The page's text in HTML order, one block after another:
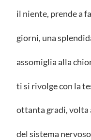
il niente, prende a
giorni, una
assomiglia alla
ti si rivolge con la
ottanta gradi, volta
del sistema